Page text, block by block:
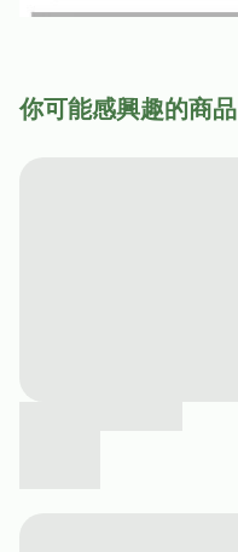
你可能感興趣的商品